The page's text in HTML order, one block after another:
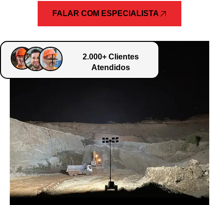
FALAR COM ESPECIALISTA
2.000+ Clientes
Atendidos